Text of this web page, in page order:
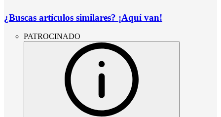
¿Buscas artículos similares? ¡Aquí van!
PATROCINADO